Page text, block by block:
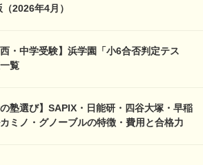
2026年4月）
・中学受験】浜学園「小6合否判定テス
覧
の塾選び】SAPIX・日能研・四谷大塚・早稲
ミノ・グノーブルの特徴・費用と合格力